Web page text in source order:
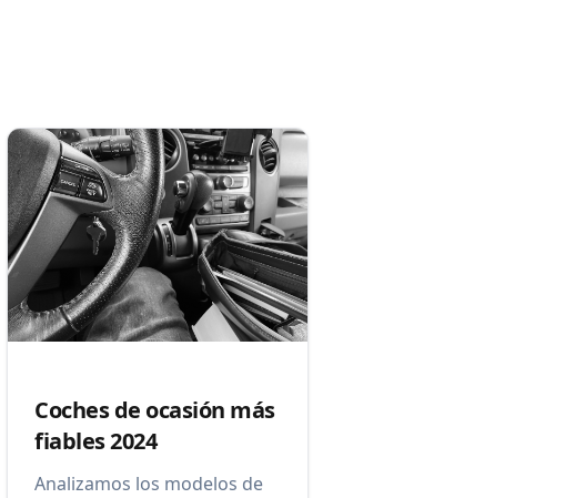
Coches de ocasión más
fiables 2024
Analizamos los modelos de